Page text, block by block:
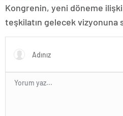
Kongrenin, yeni döneme
teşkilatın gelecek vizyonuna